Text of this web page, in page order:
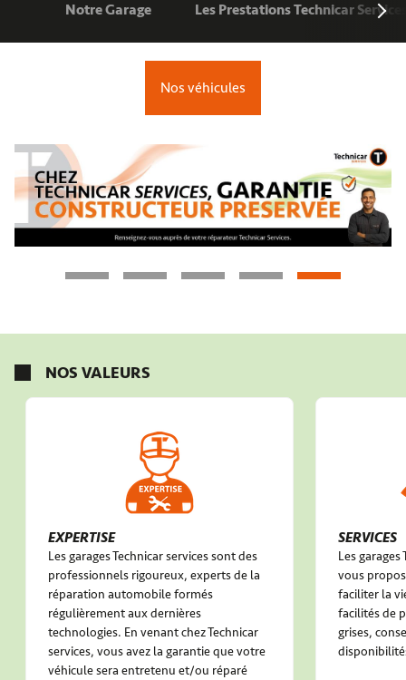
Notre Garage Les Prestations Technicar
Nos véhicules
NOS VALEURS
EXPERTISE
Les garages Technicar services sont des
professionnels rigoureux, experts de la
réparation automobile formés
régulièrement aux dernières
technologies. En venant chez Technicar
services, vous avez la garantie que votre
véhicule sera entretenu et/ou réparé
SERVICES
Les
vous
faciliter la
facilités de
grises,